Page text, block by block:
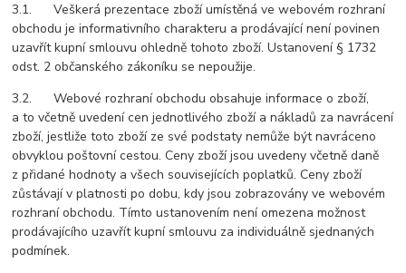
3.1. Veškerá prezentace zboží umístěná ve webovém rozhraní
obchodu je informativního charakteru a prodávající není povinen
uzavřít kupní smlouvu ohledně tohoto zboží. Ustanovení § 1732
odst. 2 občanského zákoníku se nepoužije.
3.2. Webové rozhraní obchodu obsahuje informace o zboží,
a to včetně uvedení cen jednotlivého zboží a nákladů za navrácení
zboží, jestliže toto zboží ze své podstaty nemůže být navráceno
obvyklou poštovní cestou. Ceny zboží jsou uvedeny včetně daně
z přidané hodnoty a všech souvisejících poplatků. Ceny zboží
zůstávají v platnosti po dobu, kdy jsou zobrazovány ve webovém
rozhraní obchodu. Tímto ustanovením není omezena možnost
prodávajícího uzavřít kupní smlouvu za individuálně sjednaných
podmínek.